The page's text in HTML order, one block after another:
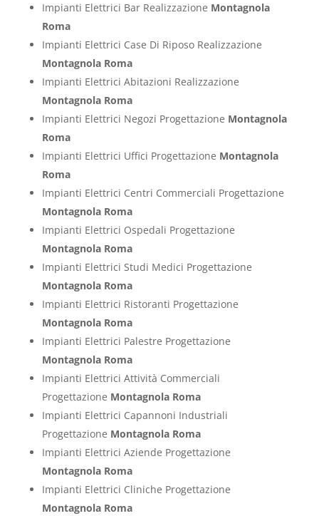
Impianti Elettrici Bar Realizzazione Montagnola
Roma
Impianti Elettrici Case Di Riposo Realizzazione
Montagnola Roma
Impianti Elettrici Abitazioni Realizzazione
Montagnola Roma
Impianti Elettrici Negozi Progettazione Montagnola
Roma
Impianti Elettrici Uffici Progettazione Montagnola
Roma
Impianti Elettrici Centri Commerciali Progettazione
Montagnola Roma
Impianti Elettrici Ospedali Progettazione
Montagnola Roma
Impianti Elettrici Studi Medici Progettazione
Montagnola Roma
Impianti Elettrici Ristoranti Progettazione
Montagnola Roma
Impianti Elettrici Palestre Progettazione
Montagnola Roma
Impianti Elettrici Attività Commerciali
Progettazione Montagnola Roma
Impianti Elettrici Capannoni Industriali
Progettazione Montagnola Roma
Impianti Elettrici Aziende Progettazione
Montagnola Roma
Impianti Elettrici Cliniche Progettazione
Montagnola Roma